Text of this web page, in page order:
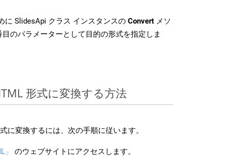
に SlidesApi クラス インスタンスの Convert メソ
のパラメーターとして目的の形式を指定しま
形式に変換する方法
に変換するには、次の手順に従います。
のウェブサイトにアクセスします。